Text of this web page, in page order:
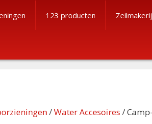
123 producten
/Water Accesoires /